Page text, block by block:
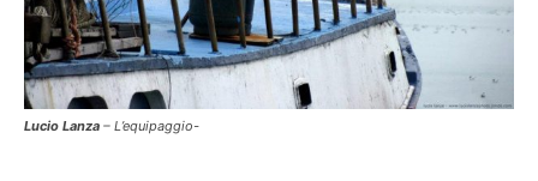
Lucio Lanza – L’equipaggio-